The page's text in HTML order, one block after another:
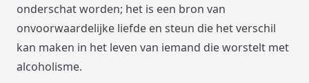
onderschat worden; het is een bron van
onvoorwaardelijke liefde en steun die het verschil
kan maken in het leven van iemand die worstelt met
alcoholisme.